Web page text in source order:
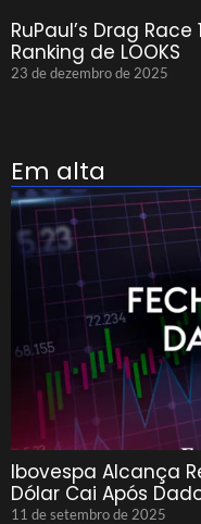
RuPaul’s Drag
Ranking de LOOKS
23 de dezembro de 2025
Em alta
Ibovespa Alcança
Dólar Cai Após
11 de setembro de 2025